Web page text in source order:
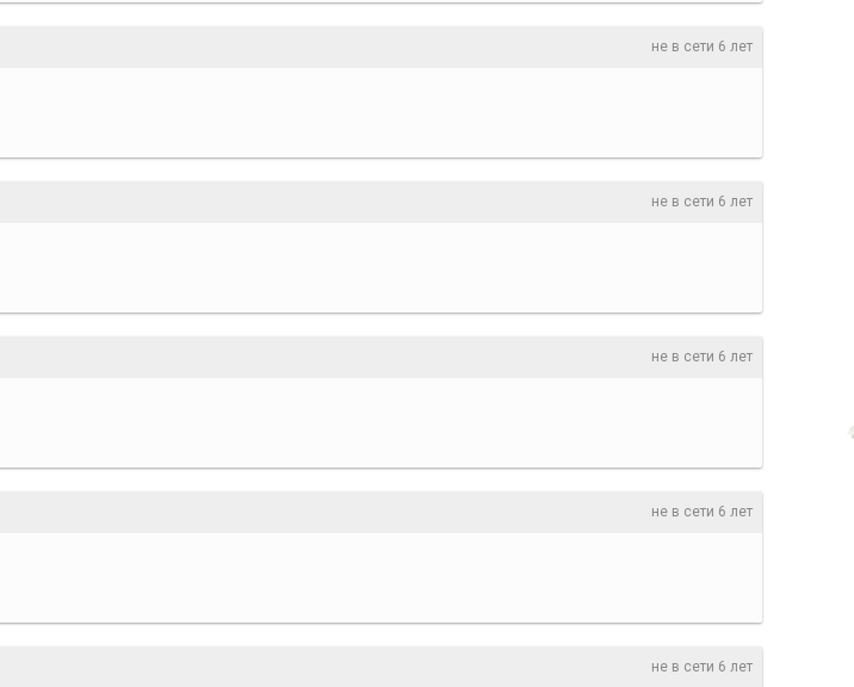
не в сети 6 лет
не в сети 6 лет
не в сети 6 лет
не в сети 6 лет
не в сети 6 лет